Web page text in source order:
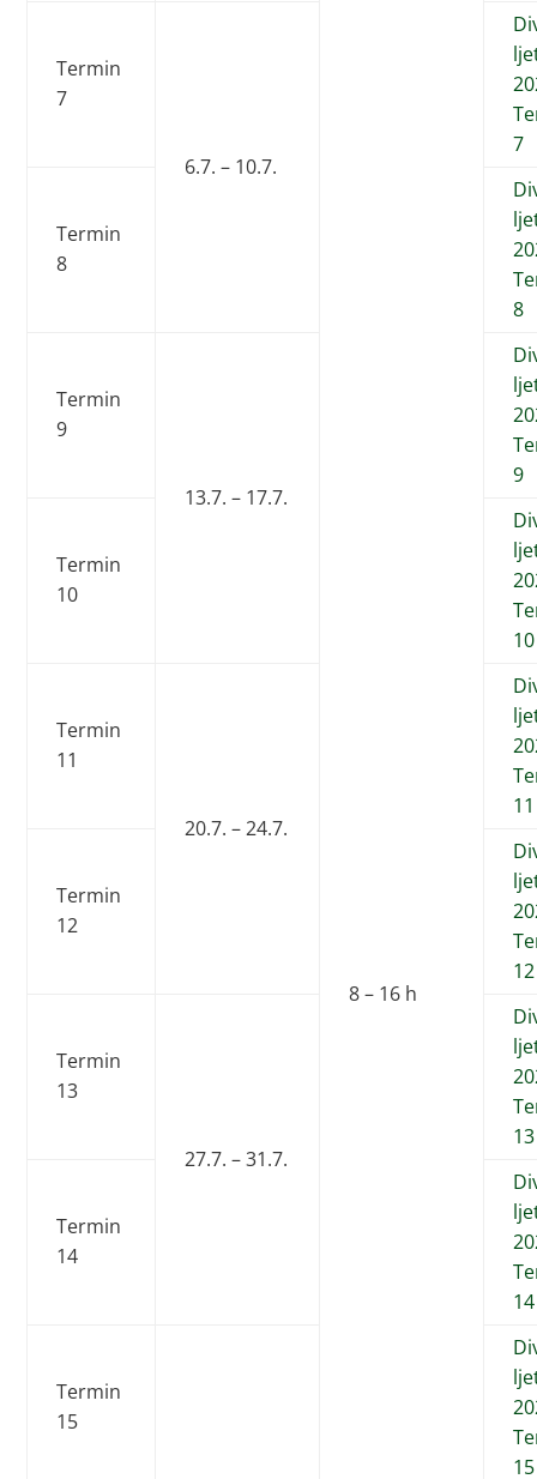
8 – 16 h
Termin
7
6.7. – 10.7.
7
Termin
8
8
Termin
9
13.7. – 17.7.
9
Termin
10
10
Termin
11
20.7. – 24.7.
11
Termin
12
12
Termin
13
27.7. – 31.7.
13
Termin
14
14
Termin
15
15